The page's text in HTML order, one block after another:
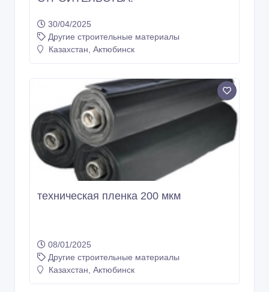
30/04/2025
Другие строительные материалы
Казахстан, Актюбинск
техническая пленка 200 мкм
08/01/2025
Другие строительные материалы
Казахстан, Актюбинск